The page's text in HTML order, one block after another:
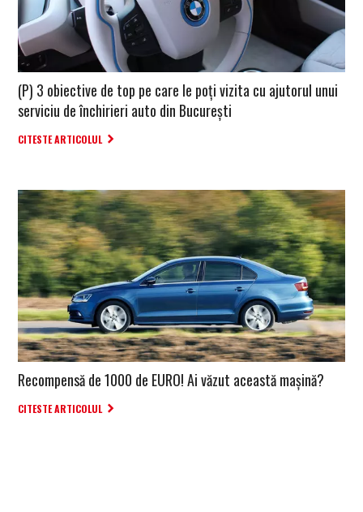
(P) 3 obiective de top pe care le poți vizita cu ajutorul unui
serviciu de închirieri auto din București
CITESTE ARTICOLUL
Recompensă de 1000 de EURO! Ai văzut această mașină?
CITESTE ARTICOLUL